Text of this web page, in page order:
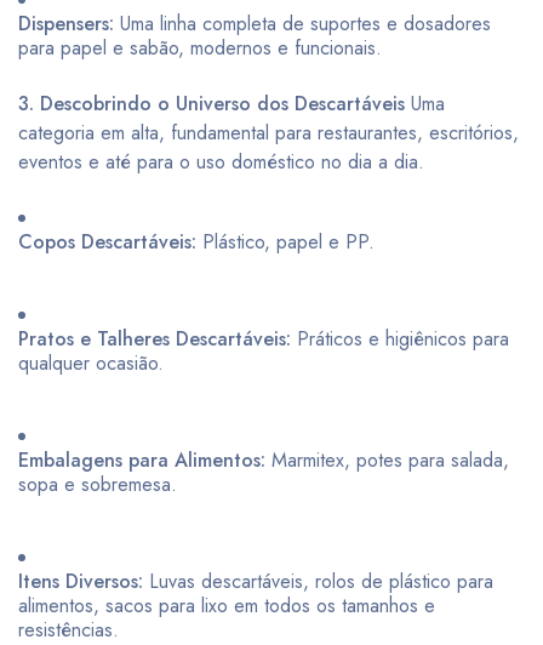
Dispensers: Uma linha completa de suportes e dosadores
para papel e sabão, modernos e funcionais.
3. Descobrindo o Universo dos Descartáveis Uma
categoria em alta, fundamental para restaurantes, escritórios,
eventos e até para o uso doméstico no dia a dia.
Copos Descartáveis: Plástico, papel e PP.
Pratos e Talheres Descartáveis: Práticos e higiênicos para
qualquer ocasião.
Embalagens para Alimentos: Marmitex, potes para salada,
sopa e sobremesa.
Itens Diversos: Luvas descartáveis, rolos de plástico para
alimentos, sacos para lixo em todos os tamanhos e
resistências.